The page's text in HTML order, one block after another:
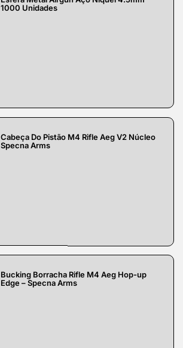
1000 Unidades
Cabeça Do Pistão M4 Rifle Aeg V2 Núcleo
Specna Arms
Bucking Borracha Rifle M4 Aeg Hop-up
Edge – Specna Arms